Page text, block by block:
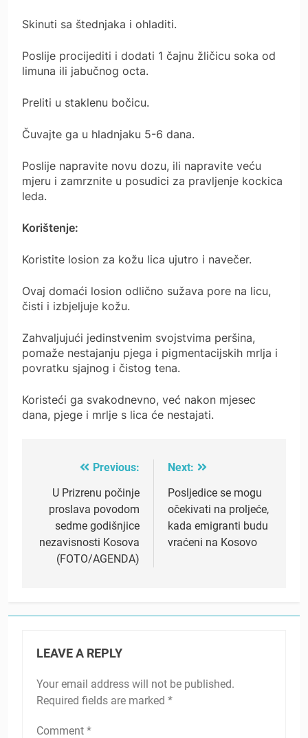
Skinuti sa štednjaka i ohladiti.
Poslije procijediti i dodati 1 čajnu žličicu soka od
limuna ili jabučnog octa.
Preliti u staklenu bočicu.
Čuvajte ga u hladnjaku 5-6 dana.
Poslije napravite novu dozu, ili napravite veću
mjeru i zamrznite u posudici za pravljenje kockica
leda.
Korištenje:
Koristite losion za kožu lica ujutro i navečer.
Ovaj domaći losion odlično sužava pore na licu,
čisti i izbjeljuje kožu.
Zahvaljujući jedinstvenim svojstvima peršina,
pomaže nestajanju pjega i pigmentacijskih mrlja i
povratku sjajnog i čistog tena.
Koristeći ga svakodnevno, već nakon mjesec
dana, pjege i mrlje s lica će nestajati.
navigation
Previous:
U Prizrenu počinje
proslava povodom
sedme godišnjice
nezavisnosti Kosova
(FOTO/AGENDA)
Next:
Posljedice se mogu
očekivati na proljeće,
kada emigranti budu
vraćeni na Kosovo
LEAVE A REPLY
Your email address will not be published.
Required fields are marked *
Comment *